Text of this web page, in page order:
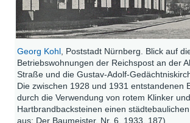
Georg Kohl , Poststadt Nürnberg. Blick auf
Betriebswohnungen der Reichspost an der
Straße und die Gustav-Adolf-
Die zwischen 1928 und 1931 entstandenen
durch die Verwendung von rotem Klinker und
Hartbrandbacksteinen einen städtebaulichen
aus: Der Baumeister, Nr. 6, 1933, 187)